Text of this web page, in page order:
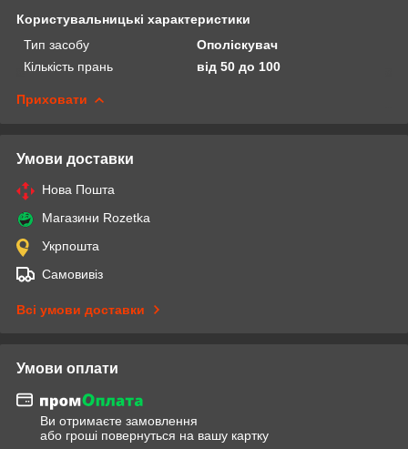
Користувальницькі характеристики
Тип засобу
Ополіскувач
Кількість прань
від 50 до 100
Приховати
Умови доставки
Нова Пошта
Магазини Rozetka
Укрпошта
Самовивіз
Всі умови доставки
Умови оплати
Ви отримаєте замовлення
або гроші повернуться на вашу картку